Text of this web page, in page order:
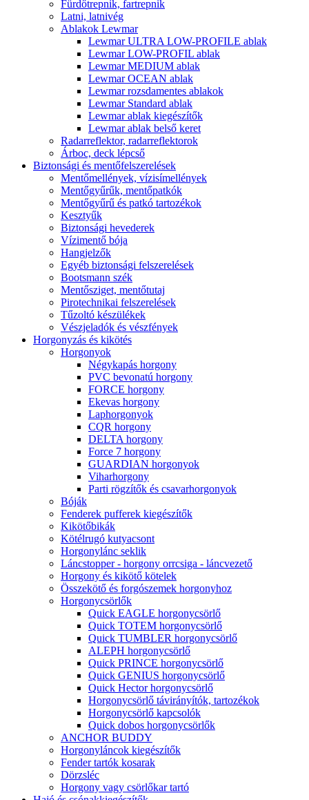
Fürdőtrepnik, fartrepnik
Latni, latnivég
Ablakok Lewmar
Lewmar ULTRA LOW-PROFILE ablak
Lewmar LOW-PROFIL ablak
Lewmar MEDIUM ablak
Lewmar OCEAN ablak
Lewmar rozsdamentes ablakok
Lewmar Standard ablak
Lewmar ablak kiegészítők
Lewmar ablak belső keret
Radarreflektor, radarreflektorok
Árboc, deck lépcső
Biztonsági és mentőfelszerelések
Mentőmellények, vízisímellények
Mentőgyűrűk, mentőpatkók
Mentőgyűrű és patkó tartozékok
Kesztyűk
Biztonsági hevederek
Vízimentő bója
Hangjelzők
Egyéb biztonsági felszerelések
Bootsmann szék
Mentősziget, mentőtutaj
Pirotechnikai felszerelések
Tűzoltó készülékek
Vészjeladók és vészfények
Horgonyzás és kikötés
Horgonyok
Négykapás horgony
PVC bevonatú horgony
FORCE horgony
Ekevas horgony
Laphorgonyok
CQR horgony
DELTA horgony
Force 7 horgony
GUARDIAN horgonyok
Viharhorgony
Parti rögzítők és csavarhorgonyok
Bóják
Fenderek pufferek kiegészítők
Kikötőbikák
Kötélrugó kutyacsont
Horgonylánc seklik
Láncstopper - horgony orrcsiga - láncvezető
Horgony és kikötő kötelek
Összekötő és forgószemek horgonyhoz
Horgonycsörlők
Quick EAGLE horgonycsörlő
Quick TOTEM horgonycsörlő
Quick TUMBLER horgonycsörlő
ALEPH horgonycsörlő
Quick PRINCE horgonycsörlő
Quick GENIUS horgonycsörlő
Quick Hector horgonycsörlő
Horgonycsörlő távirányítók, tartozékok
Horgonycsörlő kapcsolók
Quick dobos horgonycsörlők
ANCHOR BUDDY
Horgonyláncok kiegészítők
Fender tartók kosarak
Dörzsléc
Horgony vagy csörlőkar tartó